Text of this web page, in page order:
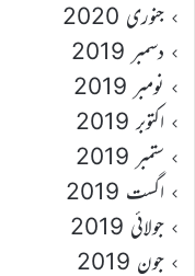
جنوری 2020
دسمبر 2019
نومبر 2019
اکتوبر 2019
ستمبر 2019
اگست 2019
جولائی 2019
جون 2019